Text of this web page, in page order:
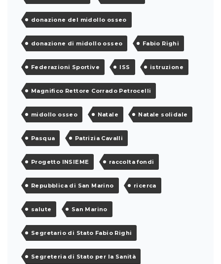
donazione del midollo osseo
donazione di midollo osseo Fabio Righi
Federazioni Sportive ISS istruzione
Magnifico Rettore Corrado Petrocelli
midollo osseo Natale Natale solidale
Pasqua Patrizia Cavalli
Progetto INSIEME raccolta fondi
Repubblica di San Marino ricerca
salute San Marino
Segretario di Stato Fabio Righi
Segreteria di Stato per la Sanità